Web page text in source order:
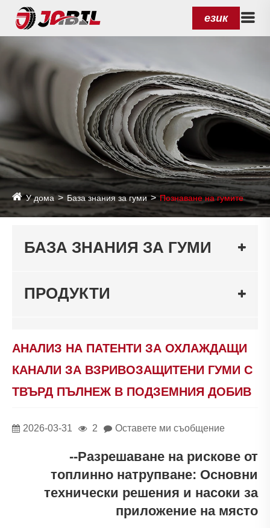
език
У дома База знания за гуми Познаване на гумите
БАЗА ЗНАНИЯ ЗА ГУМИ
ПРОДУКТИ
АНАЛИЗ НА ПАТЕНТИ ЗА ОХЛАЖДАЩИ
КАНАЛИ ЗА ВЗРИВОЗАЩИТЕНИ ГУМИ С
ТВЪРД ПЪЛНЕЖ В ПОДЗЕМНИЯ ДОБИВ
2026-03-31 2 Оставете ми съобщение
--Разрешаване на рискове от
топлинно натрупване: Основни
технически решения и насоки за
приложение на място